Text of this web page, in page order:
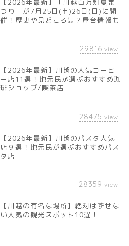
【2026年最新】「川越百万灯夏ま
つり」が7月25日(土)26日(日)に開
催！歴史や見どころは？屋台情報も
29816 view
【2026年最新】川越の人気コーヒ
ー店11選！地元民が選ぶおすすめ珈
琲ショップ/喫茶店
28475 view
【2026年最新】川越のパスタ人気
店９選！地元民が選ぶおすすめパス
タ店
28359 view
【川越の有名な場所】絶対はずせな
い人気の観光スポット10選！